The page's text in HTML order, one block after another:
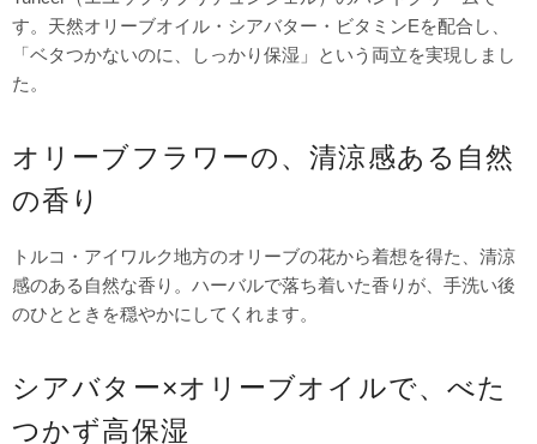
す。天然オリーブオイル・シアバター・ビタミンEを配合し、
「ベタつかないのに、しっかり保湿」という両立を実現しまし
た。
オリーブフラワーの、清涼感ある自然
の香り
トルコ・アイワルク地方のオリーブの花から着想を得た、清涼
感のある自然な香り。ハーバルで落ち着いた香りが、手洗い後
のひとときを穏やかにしてくれます。
シアバター×オリーブオイルで、べた
つかず高保湿